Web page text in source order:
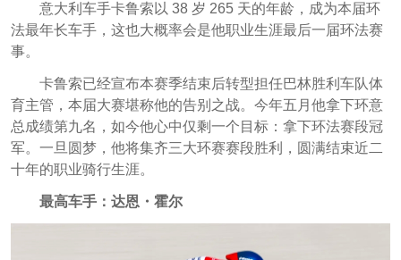
意大利车手卡鲁索以 38 岁 265 天的年龄，成为本届环
法最年长车手，这也大概率会是他职业生涯最后一届环法赛
事。
卡鲁索已经宣布本赛季结束后转型担任巴林胜利车队体
育主管，本届大赛堪称他的告别之战。今年五月他拿下环意
总成绩第九名，如今他心中仅剩一个目标：拿下环法赛段冠
军。一旦圆梦，他将集齐三大环赛赛段胜利，圆满结束近二
十年的职业骑行生涯。
最高车手：达恩・霍尔